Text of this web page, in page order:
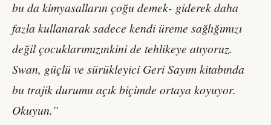
bu da kimyasalların çoğu demek- giderek daha
fazla kullanarak sadece kendi üreme sağlığımızı
değil çocuklarımızınkini de tehlikeye atıyoruz.
Swan, güçlü ve sürükleyici Geri Sayım kitabında
bu trajik durumu açık biçimde ortaya koyuyor.
Okuyun.”